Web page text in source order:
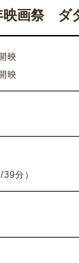
画祭 ダ
映
映
分）